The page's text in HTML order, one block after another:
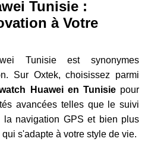
Tunisie :
à Votre
Tunisie est synonymes
Sur Oxtek, choisissez parmi
Huawei en Tunisiepour
avancées telles que le suivi
navigation GPS et bien plus
s'adapte à votre style de vie.